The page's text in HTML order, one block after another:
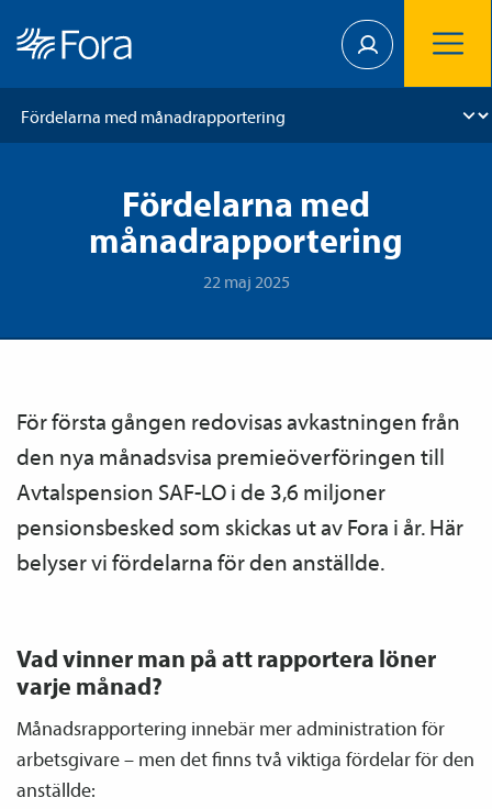
Fördelarna med
månadrapportering
22 maj 2025
För första gången redovisas avkastningen från
den nya månadsvisa premieöverföringen till
Avtals­pension SAF-LO i de 3,6 miljoner
pensions­besked som skickas ut av Fora i år. Här
belyser vi fördelarna för den anställde.
Vad vinner man på att rapportera löner
varje månad?
Månads­rapportering innebär mer administration för
arbetsgivare – men det finns två viktiga fördelar för den
anställde: